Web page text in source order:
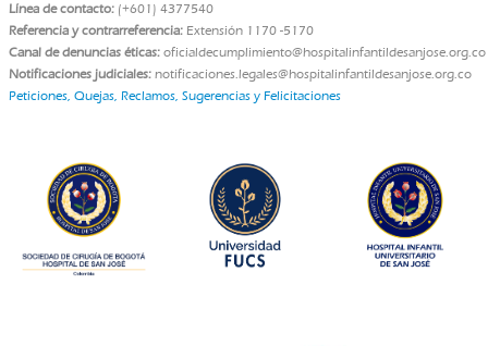
Línea de contacto: (+601) 4377540
Referencia y contrarreferencia: Extensión 1170 -5170
Canal de denuncias éticas: oficialdecumplimiento@hospitalinfantildesanjose.org.co
Notificaciones judiciales: notificaciones.legales@hospitalinfantildesanjose.org.co
Peticiones, Quejas, Reclamos, Sugerencias y Felicitaciones